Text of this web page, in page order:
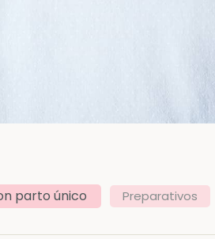
parto único Preparativos